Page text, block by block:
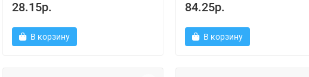
28.15р.
В корзину
84.25р.
В корзину